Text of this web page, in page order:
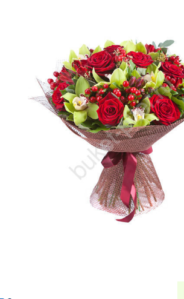
Астрахань Бугры
Волосово Волхов
Домодедово
(город)
Зеркальный
(Приморск. Шоссе)
Коломна